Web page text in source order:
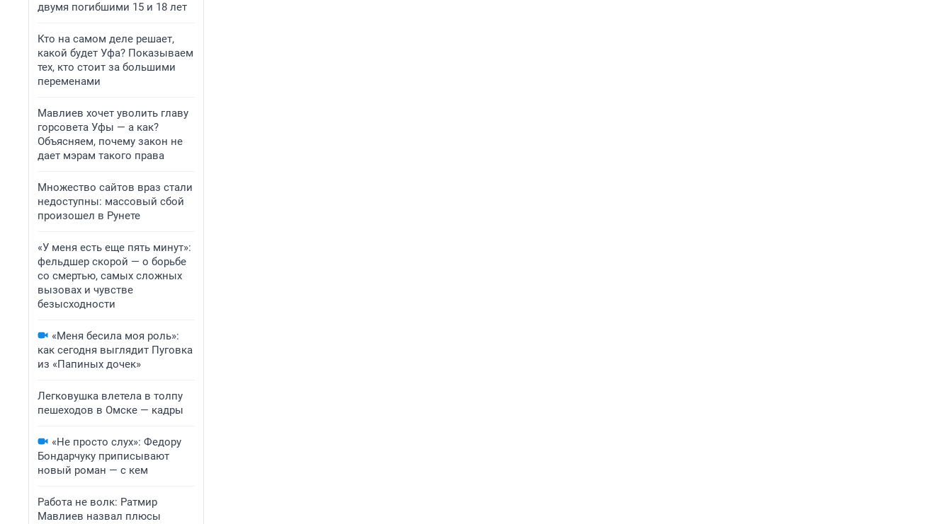
двумя погибшими 15 и 18 лет
Кто на самом деле решает,
какой будет Уфа? Показываем
тех, кто стоит за большими
переменами
Мавлиев хочет уволить главу
горсовета Уфы — а как?
Объясняем, почему закон не
дает мэрам такого права
Множество сайтов враз стали
недоступны: массовый сбой
произошел в Рунете
«У меня есть еще пять минут»:
фельдшер скорой — о борьбе
со смертью, самых сложных
вызовах и чувстве
безысходности
«Меня бесила моя роль»:
как сегодня выглядит Пуговка
из «Папиных дочек»
Легковушка влетела в толпу
пешеходов в Омске — кадры
«Не просто слух»: Федору
Бондарчуку приписывают
новый роман — с кем
Работа не волк: Ратмир
Мавлиев назвал плюсы